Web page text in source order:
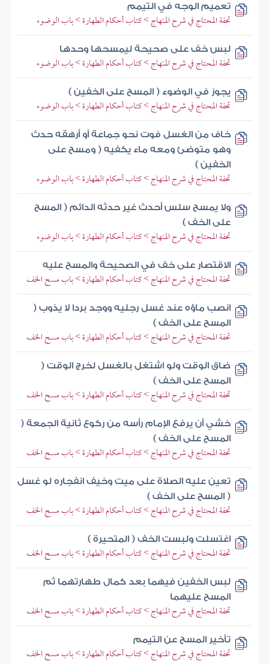
تعميم الوجه في التيمم
تحفة المحتاج في شرح المنهاج > كتاب أحكام الطهارة > باب الوضوء
لبس خف على صحيحة ليمسحها وحدها
تحفة المحتاج في شرح المنهاج > كتاب أحكام الطهارة > باب الوضوء
يجوز في الوضوء ( المسح على الخفين )
تحفة المحتاج في شرح المنهاج > كتاب أحكام الطهارة > باب الوضوء
خاف من الغسل فوت نحو جماعة أو أرهقه حدث
وهو متوضئ ومعه ماء يكفيه ( ومسح على
الخفين )
تحفة المحتاج في شرح المنهاج > كتاب أحكام الطهارة > باب الوضوء
ولا يمسح سلس أحدث غير حدثه الدائم ( المسح
على الخف )
تحفة المحتاج في شرح المنهاج > كتاب أحكام الطهارة > باب الوضوء
الاقتصار على خف في الصحيحة والمسح عليه
تحفة المحتاج في شرح المنهاج > كتاب أحكام الطهارة > باب مسح الخف
انصب ماؤه عند غسل رجليه ووجد بردا لا يذوب (
المسح على الخف )
تحفة المحتاج في شرح المنهاج > كتاب أحكام الطهارة > باب مسح الخف
ضاق الوقت ولو اشتغل بالغسل لخرج الوقت (
المسح على الخف )
تحفة المحتاج في شرح المنهاج > كتاب أحكام الطهارة > باب مسح الخف
خشي أن يرفع الإمام رأسه من ركوع ثانية الجمعة (
المسح على الخف )
تحفة المحتاج في شرح المنهاج > كتاب أحكام الطهارة > باب مسح الخف
تعين عليه الصلاة على ميت وخيف انفجاره لو غسل
( المسح على الخف )
تحفة المحتاج في شرح المنهاج > كتاب أحكام الطهارة > باب مسح الخف
اغتسلت ولبست الخف ( المتحيرة )
تحفة المحتاج في شرح المنهاج > كتاب أحكام الطهارة > باب مسح الخف
لبس الخفين فيهما بعد كمال طهارتهما ثم
المسح عليهما
تحفة المحتاج في شرح المنهاج > كتاب أحكام الطهارة > باب مسح الخف
تأخير المسح عن التيمم
تحفة المحتاج في شرح المنهاج > كتاب أحكام الطهارة > باب مسح الخف